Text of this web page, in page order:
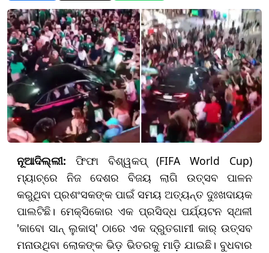
ନୂଆଦିଲ୍ଲୀ: ଫିଫା ବିଶ୍ୱକପ୍ (FIFA World Cup)
ମ୍ୟାଚ୍‌ରେ ନିଜ ଦେଶର ବିଜୟ ଲାଗି ଉତ୍ସବ ପାଳନ
କରୁଥିବା ପ୍ରଶଂସକଙ୍କ ପାଇଁ ସମୟ ଅତ୍ୟନ୍ତ ଦୁଃଖଦାୟକ
ପାଲଟିଛି। ମେକ୍ସିକୋର ଏକ ପ୍ରସିଦ୍ଧ ପର୍ଯ୍ୟଟନ ସ୍ଥଳୀ
'କାବୋ ସାନ୍ ଲୁକାସ୍' ଠାରେ ଏକ ଦ୍ରୁତଗାମୀ କାର୍ ଉତ୍ସବ
ମନାଉଥିବା ଲୋକଙ୍କ ଭିଡ଼ ଭିତରକୁ ମାଡ଼ି ଯାଇଛି। ବୁଧବାର